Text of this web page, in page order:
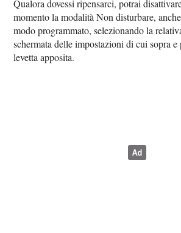
Qualora dovessi ripensarci, potrai
momento la modalità Non disturbare,
modo programmato, selezionando la
schermata delle impostazioni di cui sopra
levetta apposita.